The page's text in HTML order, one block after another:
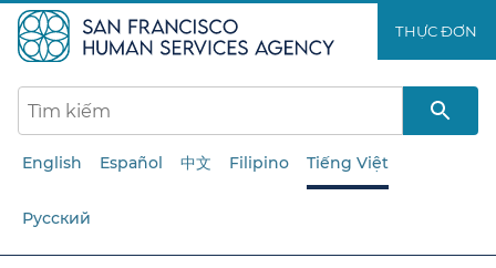
đến
nội
dung
THỰC ĐƠN​​
English Español 中文 Filipino Tiếng Việt
Русский